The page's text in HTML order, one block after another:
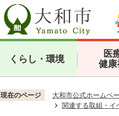
くらし・環境
医
健
現在のページ 大和市公式ホームペ
関連する取組・イ